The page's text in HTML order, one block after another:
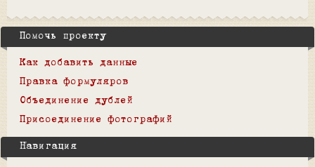
Помочь проекту
Как добавить данные
Правка формуляров
Объединение дублей
Присоединение фотографий
Навигация